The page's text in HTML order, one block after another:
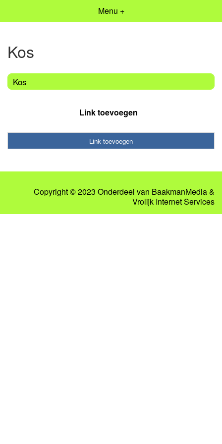
Menu +
Kos
Kos
Link toevoegen
Link toevoegen
Copyright © 2023 Onderdeel van BaakmanMedia&
Vrolijk Internet Services